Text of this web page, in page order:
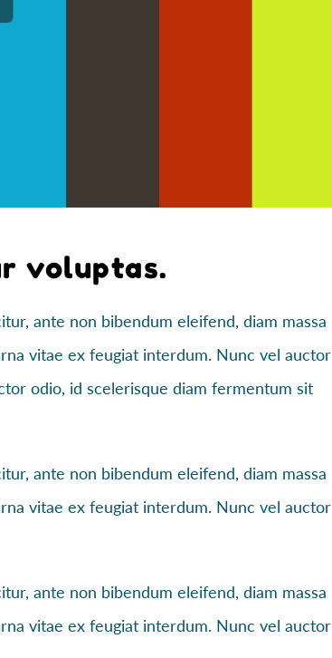
voluptas.
ante non bibendum eleifend, diam massa
vitae ex feugiat interdum. Nunc vel auctor
odio, id scelerisque diam fermentum sit
ante non bibendum eleifend, diam massa
vitae ex feugiat interdum. Nunc vel auctor
ante non bibendum eleifend, diam massa
vitae ex feugiat interdum. Nunc vel auctor